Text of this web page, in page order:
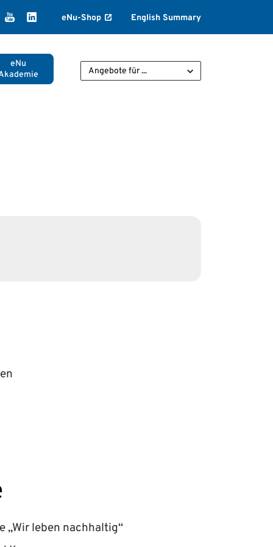
YouTube
LinkedIn
eNu-Shop English Summary
eNu
Angebote für ...
leben nachhaltig“